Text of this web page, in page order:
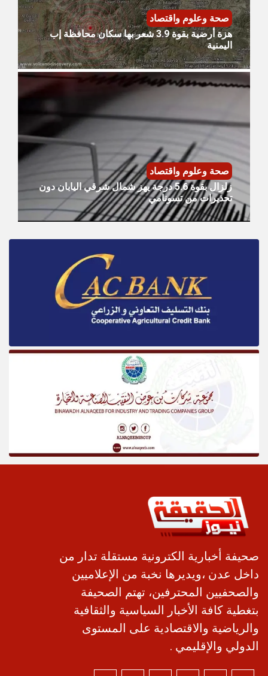
صحة وعلوم واقتصاد
هزة أرضية بقوة 3.9 شعر بها سكان محافظة إب
اليمنية
صحة وعلوم واقتصاد
زلزال بقوة 5.6 درجة يهز شمال شرقي اليابان دون
تحذيرات من تسونامي
صحيفة أخبارية الكترونية مستقلة تدار من
داخل عدن ،ويديرها نخبة من الإعلاميين
والصحفيين المحترفين، تهتم الصحيفة
بتغطية كافة الأخبار السياسية والثقافية
والرياضية والاقتصادية على المستوى
الدولي والإقليمي .